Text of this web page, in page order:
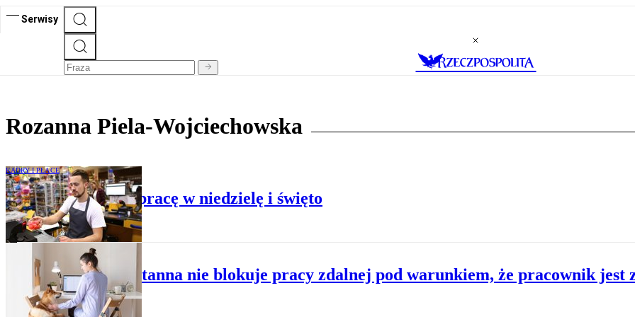
Serwisy
Rozanna Piela-Wojciechowska
KADRY I PŁACE
Rekompensata za pracę w niedzielę i święto
KADRY I PŁACE
Kwarantanna nie blokuje pracy zdalnej pod warunkiem, że pracownik jest